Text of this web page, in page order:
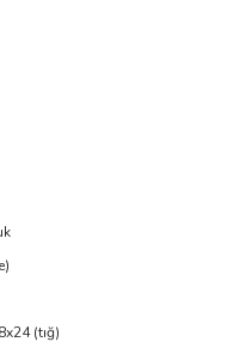
(tığ)